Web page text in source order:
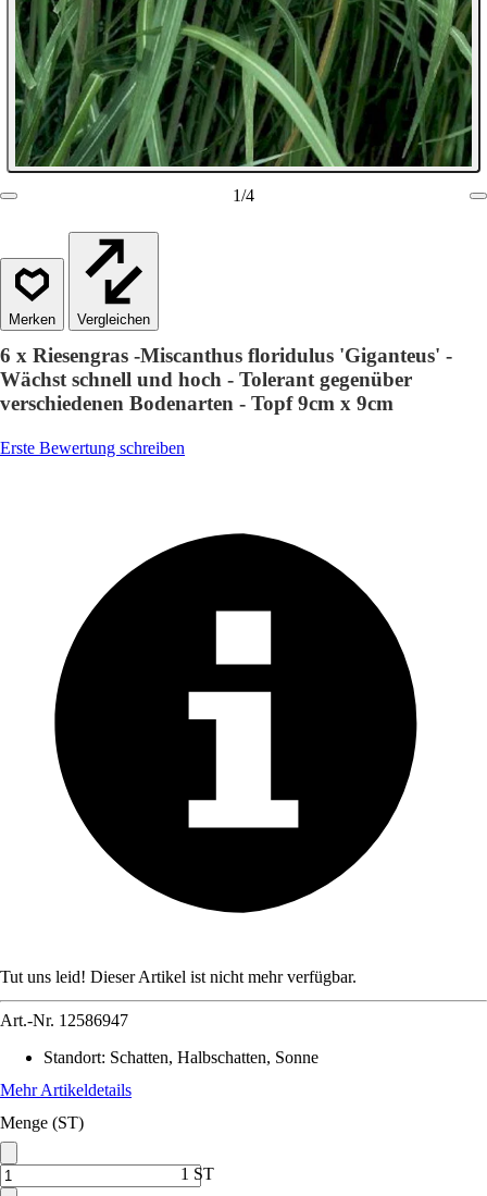
1/4
Vergleichen
6 x Riesengras -Miscanthus floridulus 'Giganteus' -
Wächst schnell und hoch - Tolerant gegenüber
verschiedenen Bodenarten - Topf 9cm x 9cm
Erste Bewertung schreiben
Tut uns leid! Dieser Artikel ist nicht mehr verfügbar.
Art.-Nr. 12586947
Standort: Schatten, Halbschatten, Sonne
Mehr Artikeldetails
Menge (ST)
1 ST